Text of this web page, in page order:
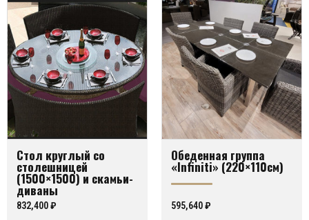
Стол круглый со
столешницей
(1500×1500) и скамьи-
диваны
832,400₽
Обеденная группа
«Infiniti» (220×110см)
595,640₽